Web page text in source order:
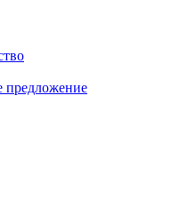
предложение